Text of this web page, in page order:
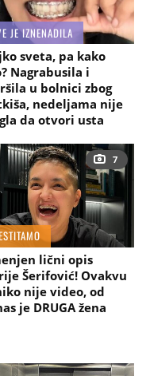
JE IZNENADILA
sveta, pa kako
Nagrabusila i
u bolnici zbog
nedeljama nije
da otvori usta
7
lični opis
Šerifović! Ovakvu
nije video, od
je DRUGA žena